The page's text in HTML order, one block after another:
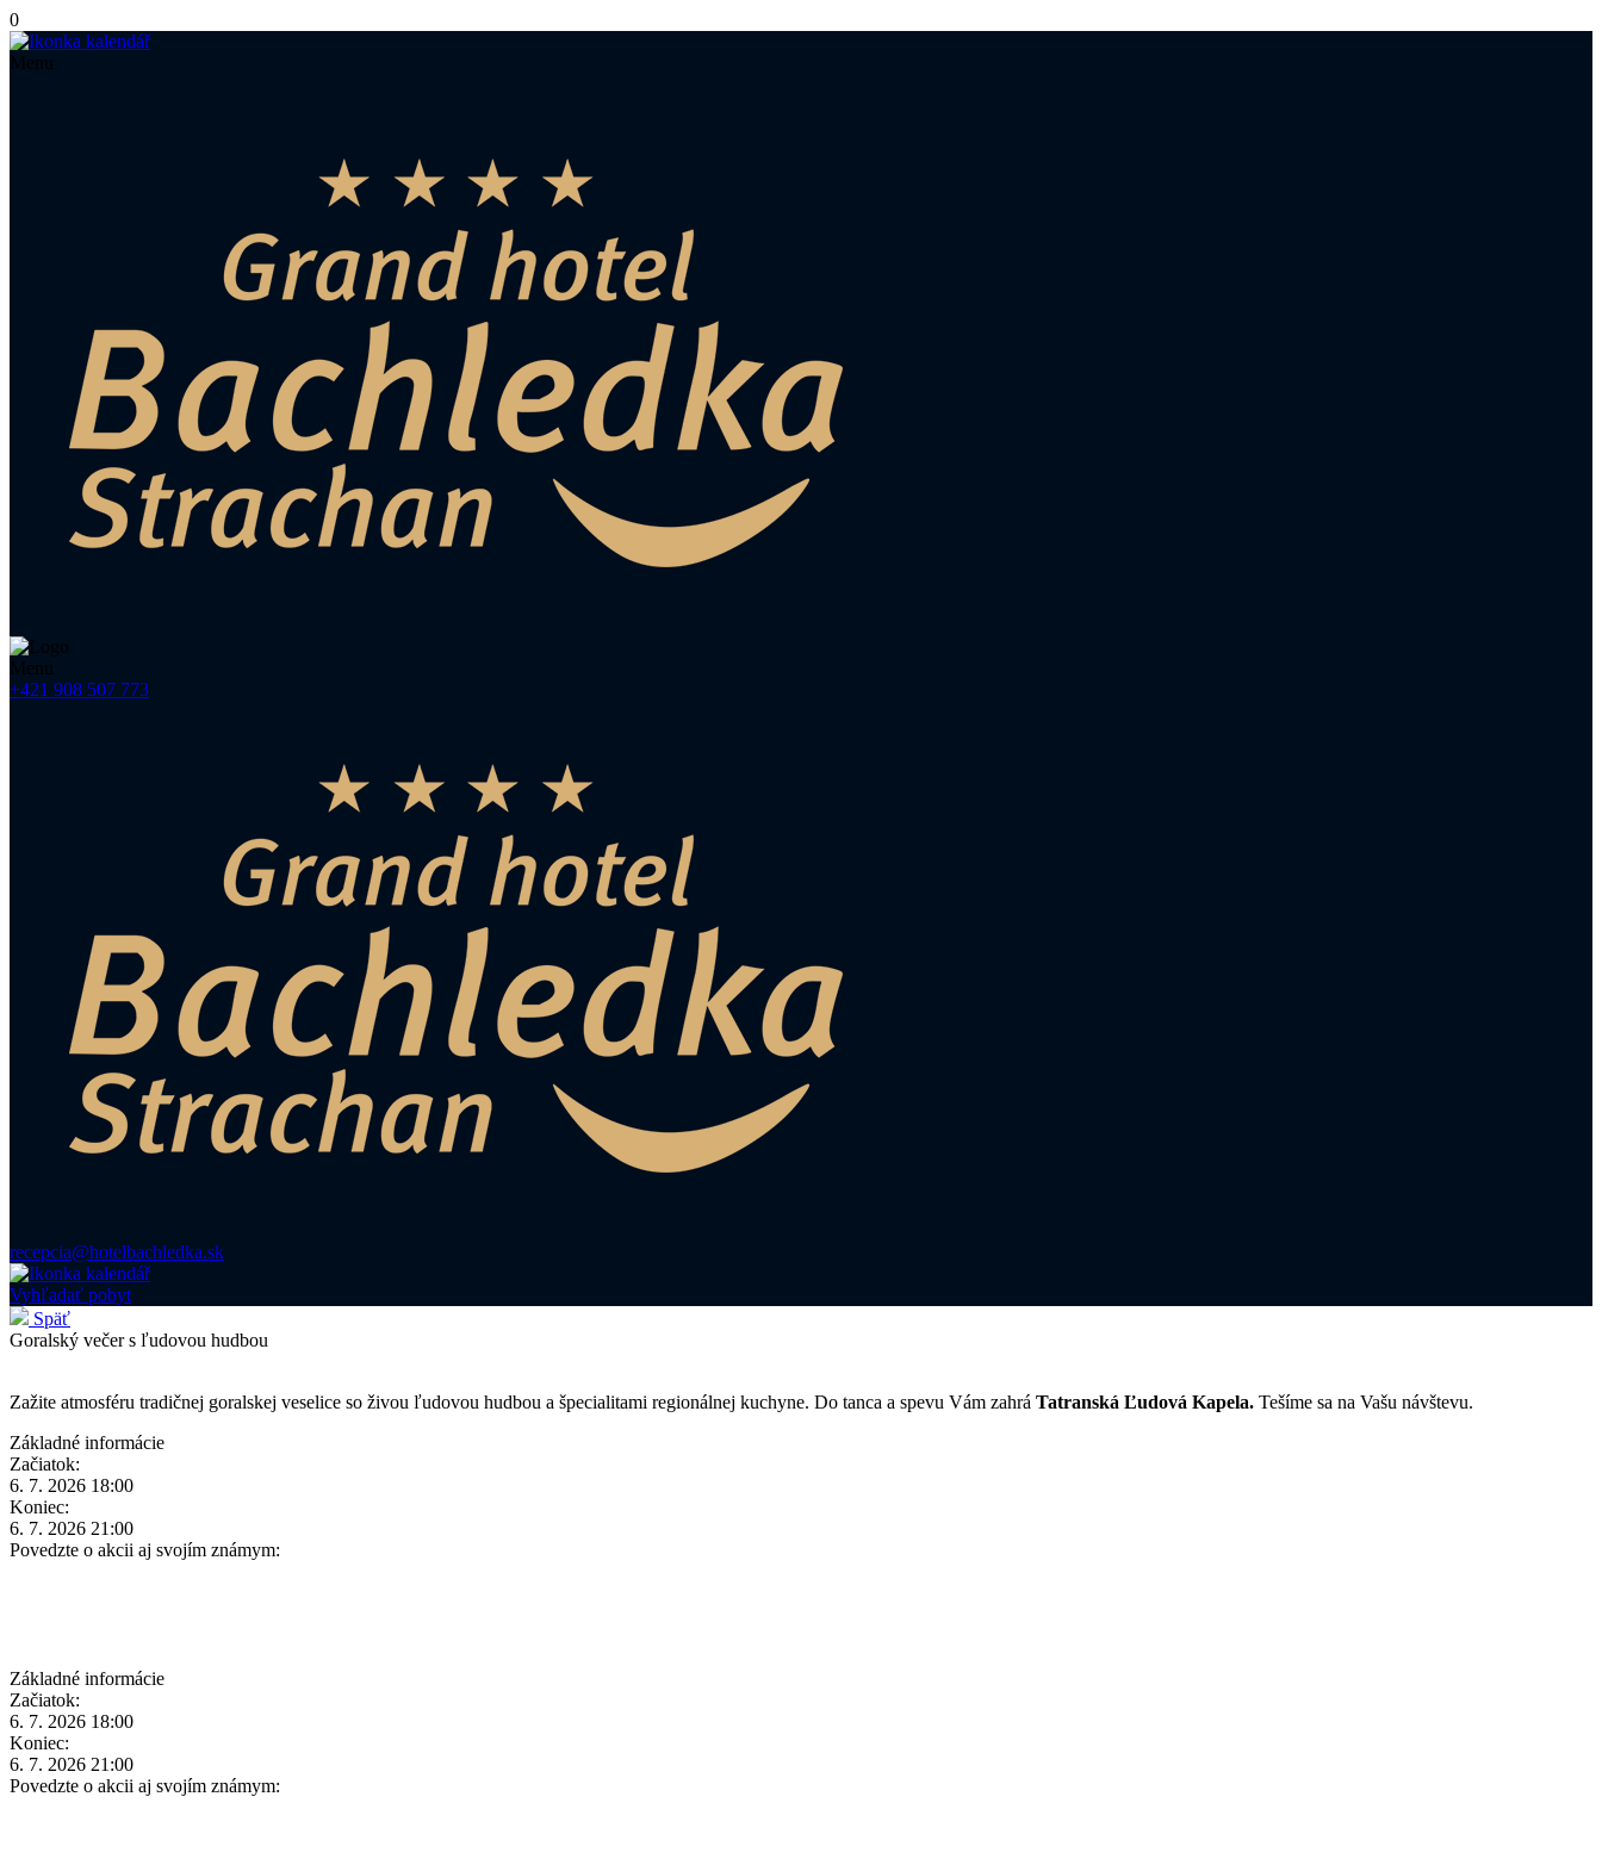
0
Menu
Menu
+421 908 507 773
recepcia@hotelbachledka.sk
Vyhľadať pobyt
Späť
Goralský večer s ľudovou hudbou
Zažite atmosféru tradičnej goralskej veselice so živou ľudovou hudbou a špecialitami regionálnej kuchyne. Do tanca a spevu Vám zahrá Tatranská Ľudová Kapela. Tešíme sa na Vašu návštevu.
Základné informácie
Začiatok:
6. 7. 2026 18:00
Koniec:
6. 7. 2026 21:00
Povedzte o akcii aj svojím známym:
Základné informácie
Začiatok:
6. 7. 2026 18:00
Koniec:
6. 7. 2026 21:00
Povedzte o akcii aj svojím známym: